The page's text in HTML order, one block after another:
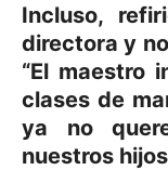
Incluso,
directora y
“El maestro
clases de
ya no
nuestros